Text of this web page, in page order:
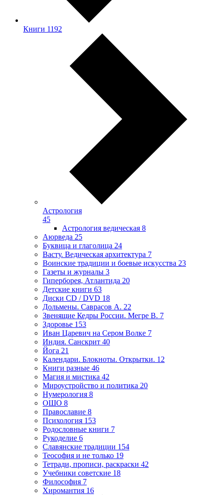
Книги 1192
Астрология
45
Астрология ведическая 8
Аюрведа 25
Буквица и глаголица 24
Васту. Ведическая архитектура 7
Воинские традиции и боевые искусства 23
Газеты и журналы 3
Гиперборея, Атлантида 20
Детские книги 63
Диски CD / DVD 18
Дольмены. Саврасов А. 22
Звенящие Кедры России. Мегре В. 7
Здоровье 153
Иван Царевич на Сером Волке 7
Индия. Санскрит 40
Йога 21
Календари. Блокноты. Открытки. 12
Книги разные 46
Магия и мистика 42
Мироустройство и политика 20
Нумерология 8
ОШО 8
Православие 8
Психология 153
Родословные книги 7
Рукоделие 6
Славянские традиции 154
Теософия и не только 19
Тетради, прописи, раскраски 42
Учебники советские 18
Философия 7
Хиромантия 16